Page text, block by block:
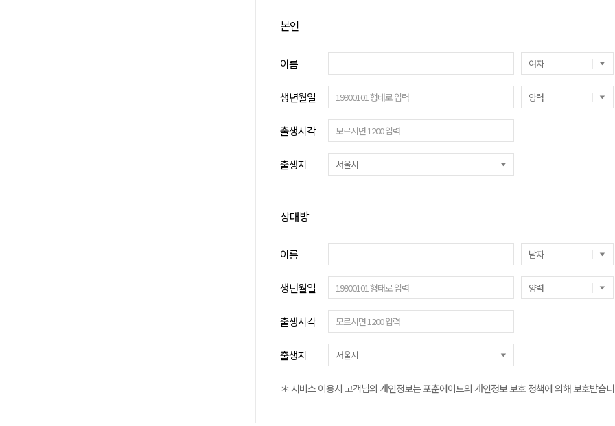
본인
이름
생년월일
출생시각
출생지
상대방
이름
생년월일
출생시각
출생지
＊ 서비스 이용시 고객님의 개인정보는 포춘에이드의 개인정보 보호 정책에 의해 보호받습